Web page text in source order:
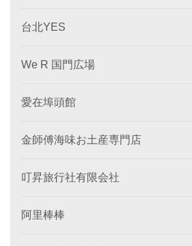
台北YES
We R 国門広場
愛在埠頭館
金師傅海味お土産専門店
叮昇旅行社有限会社
阿里棒棒